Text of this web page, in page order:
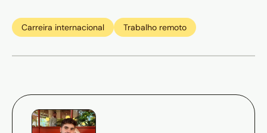
Carreira internacional Trabalho remoto